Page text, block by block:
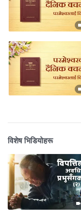
विशेष भिडियोहरू